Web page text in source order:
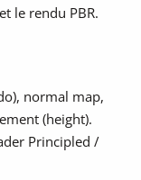
le rendu PBR.
normal map,
(height).
Principled /